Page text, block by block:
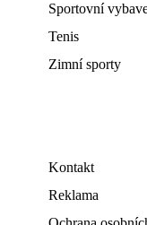
Sportovní
Tenis
Zimní sporty
Kontakt
Reklama